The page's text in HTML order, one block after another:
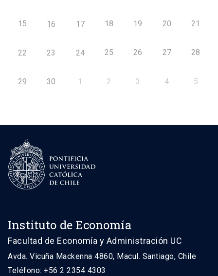
15 16 17 18 19 20 21
22 23 24 25 26 27 28
29 30 1 2 3 4 5
Instituto de Economía
Facultad de Economía y Administración UC
Avda. Vicuña Mackenna 4860, Macul. Santiago, Chile
Teléfono: +56 2 2354 4303